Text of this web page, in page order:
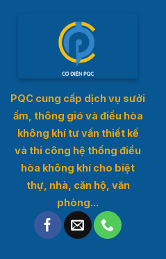
PQC cung cấp dịch vụ sưởi
ấm, thông gió và điều hòa
không khí tư vấn thiết kế
và thi công hệ thống điều
hòa không khí cho biệt
thự, nhà, căn hộ, văn
phòng...